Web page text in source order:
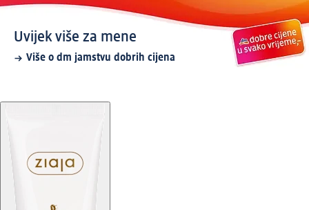
Uvijek više za mene
Više o dm jamstvu dobrih cijena